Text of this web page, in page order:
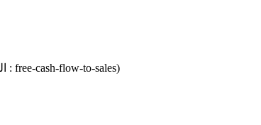
(التدفق النقدي الحر : free cash flow التدفق النقدي الحر إلى المبيعات : free-cash-flow-to-sales)